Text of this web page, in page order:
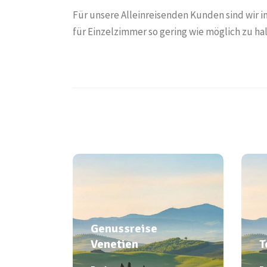
Für unsere Alleinreisenden Kunden sind wir
für Einzelzimmer so gering wie möglich zu
Venetien
640€
So. 09.08.- Do.
13.08.2026
Genussreise
Venetien